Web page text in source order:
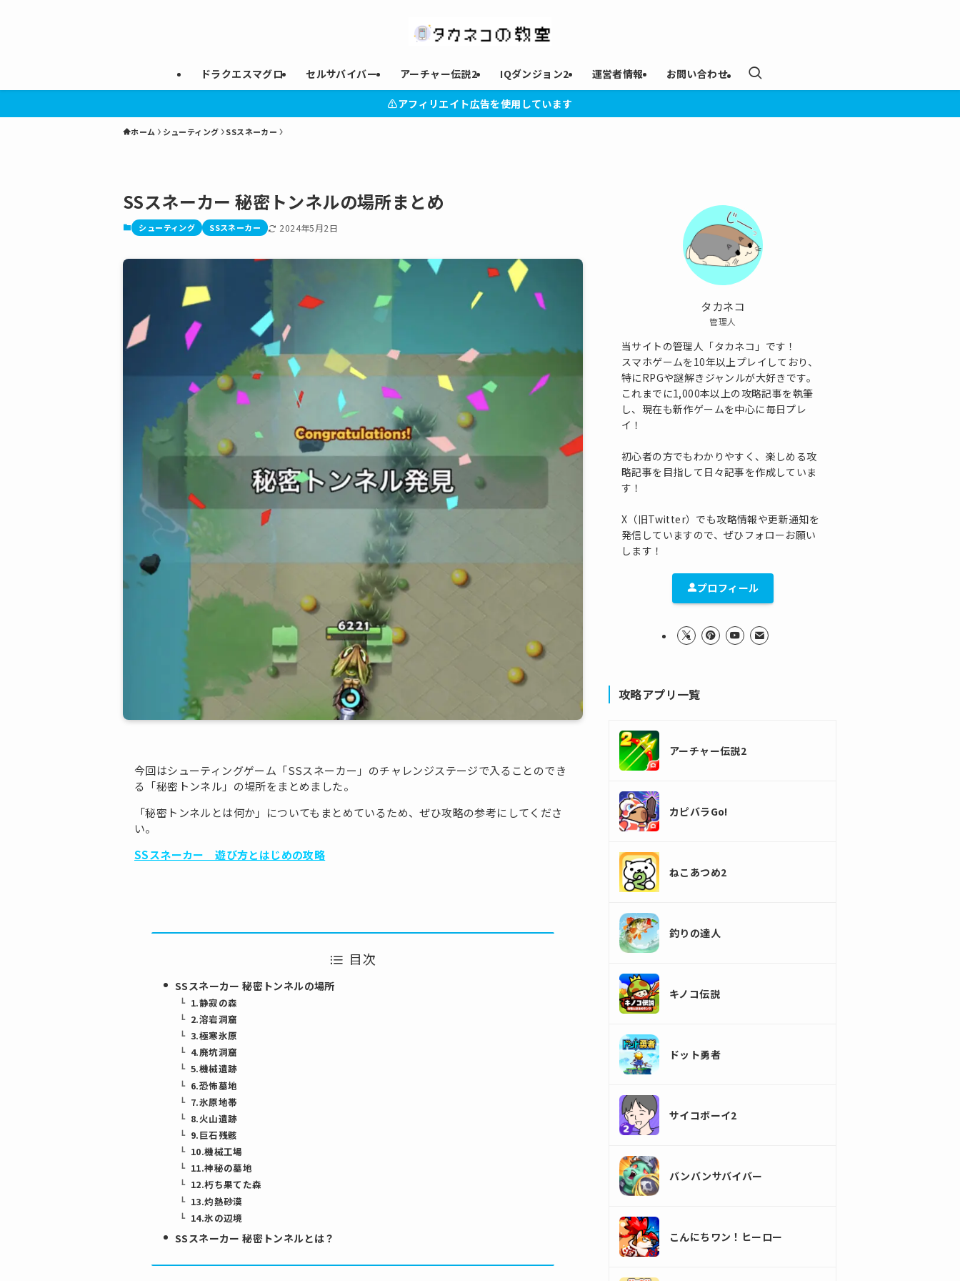
ドラクエスマグロ セルサバイバー アーチャー伝説2 IQダンジョン2 運営者情報 お問い合わせ
⚠︎アフィリエイト広告を使用しています
ホーム シューティング SSスネーカー
SSスネーカー 秘密トンネルの場所まとめ
シューティング SSスネーカー 2024年5月2日
今回はシューティングゲーム「SSスネーカー」のチャレンジステージで入ることのでき
る「秘密トンネル」の場所をまとめました。
「秘密トンネルとは何か」についてもまとめているため、ぜひ攻略の参考にしてくださ
い。
SSスネーカー 遊び方とはじめの攻略
目次
SSスネーカー 秘密トンネルの場所
1.静寂の森
2.溶岩洞窟
3.極寒氷原
4.廃坑洞窟
5.機械遺跡
6.恐怖墓地
7.氷原地帯
8.火山遺跡
9.巨石残骸
10.機械工場
11.神秘の墓地
12.朽ち果てた森
13.灼熱砂漠
14.氷の辺境
SSスネーカー 秘密トンネルとは？
タカネコ
管理人
当サイトの管理人「タカネコ」です！
スマホゲームを10年以上プレイしており、
特にRPGや謎解きジャンルが大好きです。
これまでに1,000本以上の攻略記事を執筆
し、現在も新作ゲームを中心に毎日プレ
イ！
初心者の方でもわかりやすく、楽しめる攻
略記事を目指して日々記事を作成していま
す！
X（旧Twitter）でも攻略情報や更新通知を
発信していますので、ぜひフォローお願い
します！
プロフィール
攻略アプリ一覧
アーチャー伝説2
カピバラGo!
ねこあつめ2
釣りの達人
キノコ伝説
ドット勇者
サイコボーイ2
バンバンサバイバー
こんにちワン！ヒーロー